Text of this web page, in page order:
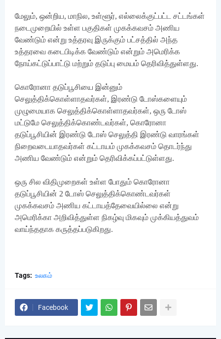
மேலும், ஒன்றிய, மாநில, உள்ளூர், எல்லைக்குட்பட்ட சட்டங்கள்
நடைமுறையில் உள்ள பகுதிகள் முகக்கவசம் அணிய
வேண்டும் என்று உத்தரவு இருக்கும் பட்சத்தில் அந்த
உத்தரவை கடைபிடிக்க வேண்டும் என்றும் அமெரிக்க
நோய்கட்டுப்பாட்டு மற்றும் தடுப்பு மையம் தெரிவித்துள்ளது.
கொரோனா தடுப்பூசியை இன்னும்
செலுத்திக்கொள்ளாதவர்கள், இரண்டு டோஸ்களையும்
முழுமையாக செலுத்திக்கொள்ளாதவர்கள், ஒரு டோஸ்
மட்டுமே செலுத்திக்கொண்டவர்கள், கொரோனா
தடுப்பூசியின் இரண்டு டோஸ் செலுத்தி இரண்டு வாரங்கள்
நிறைவடையாதவர்கள் கட்டாயம் முகக்கவசம் தொடர்ந்து
அணிய வேண்டும் என்றும் தெரிவிக்கப்பட்டுள்ளது.
ஒரு சில விதிமுறைகள் உள்ள போதும் கொரோனா
தடுப்பூசியின் 2 டோஸ் செலுத்திக்கொண்டவர்கள்
முகக்கவசம் அணிய கட்டாயத்தேவையில்லை என்று
அமெரிக்கா அறிவித்துள்ள நிகழ்வு மிகவும் முக்கியத்துவம்
வாய்ந்ததாக கருத்தப்படுகிறது.
Tags: உலகம்
Facebook